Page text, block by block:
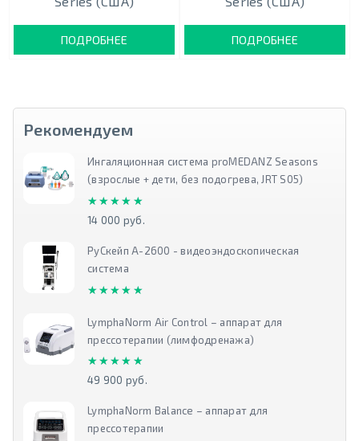
ПОДРОБНЕЕ ПОДРОБНЕЕ
Рекомендуем
Ингаляционная система proMEDANZ Seasons
(взрослые + дети, без подогрева, JRT S05)
★★★★★
★★★★★
14 000 руб.
РуСкейп А-2600 - видеоэндоскопическая
система
★★★★★
★★★★★
LymphaNorm Air Control – аппарат для
прессотерапии (лимфодренажа)
★★★★★
★★★★★
49 900 руб.
LymphaNorm Balance – аппарат для
прессотерапии